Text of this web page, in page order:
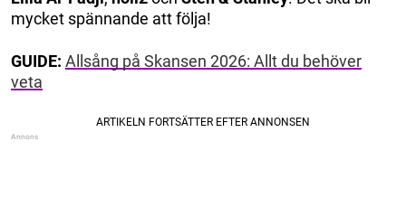
mycket spännande att följa!
GUIDE: Allsång på Skansen 2026: Allt du behöver
veta